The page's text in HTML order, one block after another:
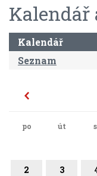
Kalendář
Kalendář
Seznam
po út
2 3